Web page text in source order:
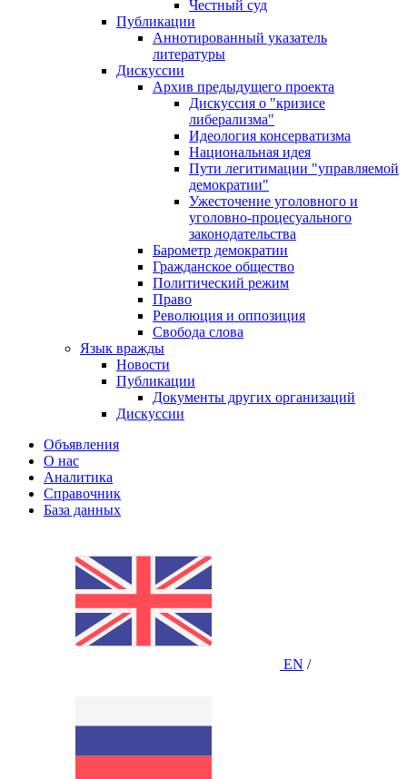
Честный суд
Публикации
Аннотированный указатель
литературы
Дискуссии
Архив предыдущего проекта
Дискуссия о "кризисе
либерализма"
Идеология консерватизма
Национальная идея
Пути легитимации "управляемой
демократии"
Ужесточение уголовного и
уголовно-процесуального
законодательства
Барометр демократии
Гражданское общество
Политический режим
Право
Революция и оппозиция
Свобода слова
Язык вражды
Новости
Публикации
Документы других организаций
Дискуссии
Объявления
О нас
Аналитика
Справочник
База данных
EN /